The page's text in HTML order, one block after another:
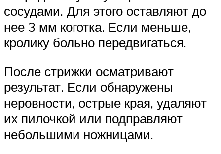
сосудами. Для этого оставляют до
нее 3 мм коготка. Если меньше,
кролику больно передвигаться.
После стрижки осматривают
результат. Если обнаружены
неровности, острые края, удаляют
их пилочкой или подправляют
небольшими ножницами.